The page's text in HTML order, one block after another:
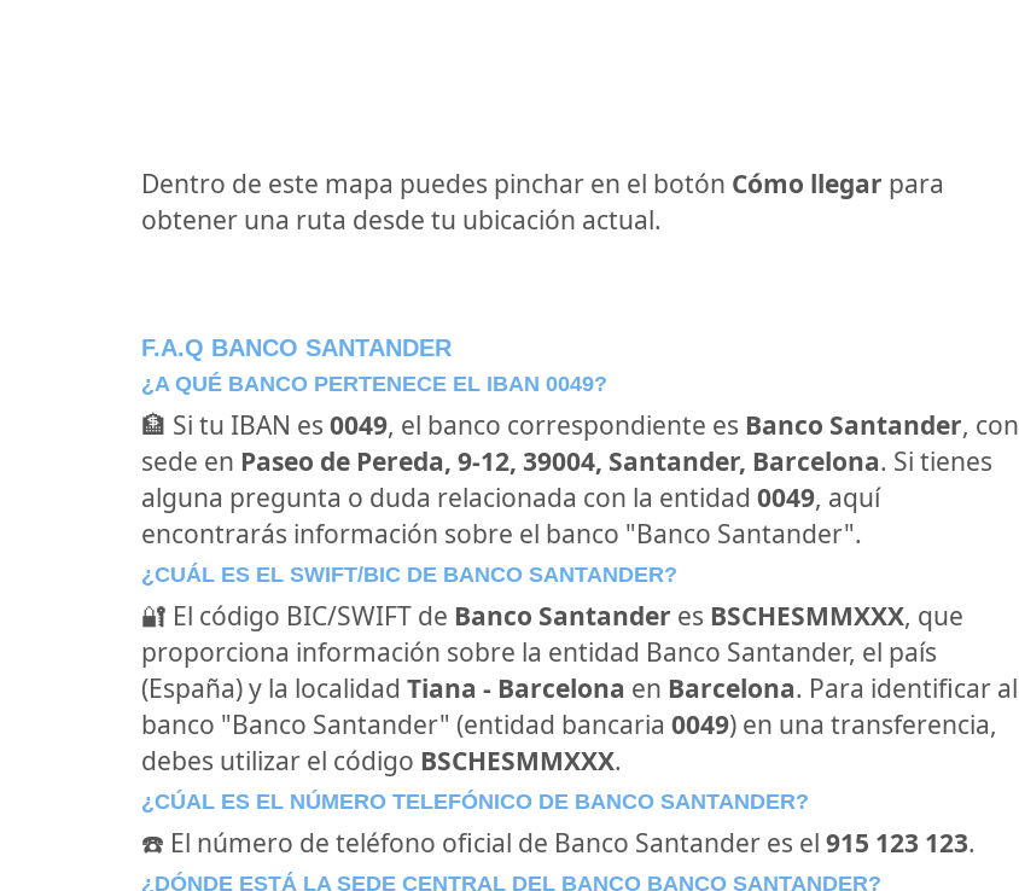
Dentro de este mapa puedes pinchar en el botón Cómo llegar para
obtener una ruta desde tu ubicación actual.
F.A.Q BANCO SANTANDER
¿A QUÉ BANCO PERTENECE EL IBAN 0049?
🏦 Si tu IBAN es 0049, el banco correspondiente es Banco Santander, con
sede en Paseo de Pereda, 9-12, 39004, Santander, Barcelona. Si tienes
alguna pregunta o duda relacionada con la entidad 0049, aquí
encontrarás información sobre el banco "Banco Santander".
¿CUÁL ES EL SWIFT/BIC DE BANCO SANTANDER?
🔐 El código BIC/SWIFT de Banco Santander es BSCHESMMXXX, que
proporciona información sobre la entidad Banco Santander, el país
(España) y la localidad Tiana - Barcelona en Barcelona. Para identificar al
banco "Banco Santander" (entidad bancaria 0049) en una transferencia,
debes utilizar el código BSCHESMMXXX.
¿CÚAL ES EL NÚMERO TELEFÓNICO DE BANCO SANTANDER?
☎️ El número de teléfono oficial de Banco Santander es el 915 123 123.
¿DÓNDE ESTÁ LA SEDE CENTRAL DEL BANCO BANCO SANTANDER?